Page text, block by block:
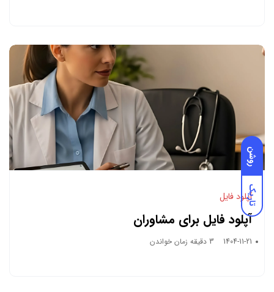
روشن
تاریکآپلود فایل
آپلود فایل برای مشاوران
1404-11-21 3 دقیقه زمان خواندن